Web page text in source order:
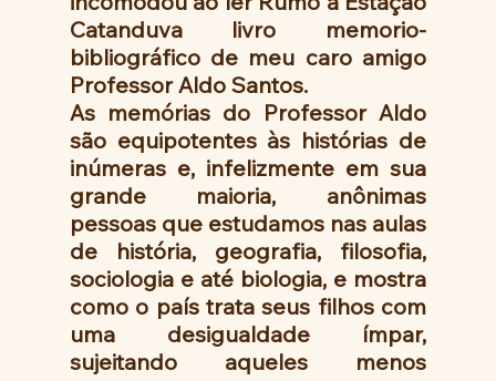
Catanduva livro memorio-
bibliográfico de meu caro amigo
Professor Aldo Santos.
As memórias do Professor Aldo
são equipotentes às histórias de
inúmeras e, infelizmente em sua
grande maioria, anônimas
pessoas que estudamos nas aulas
de história, geografia, filosofia,
sociologia e até biologia, e mostra
como o país trata seus filhos com
uma desigualdade ímpar,
sujeitando aqueles menos